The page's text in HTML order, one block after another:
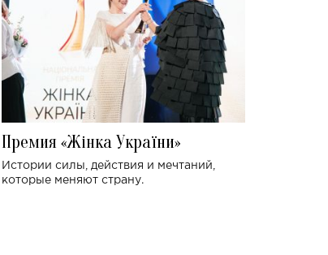
Премия «Жінка України»
Истории силы, действия и мечтаний,
которые меняют страну.